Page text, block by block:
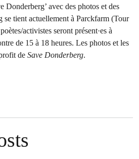
Donderberg’ avec des photos et des
se tient actuellement à Parckfarm (Tour
activistes seront présent·es à
de 15 à 18 heures. Les photos et les
de Save Donderberg.